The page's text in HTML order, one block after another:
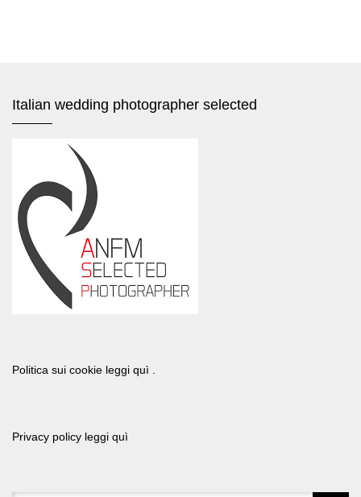
Italian wedding photographer selected
Politica sui cookie leggi quì .
Privacy policy leggi quì